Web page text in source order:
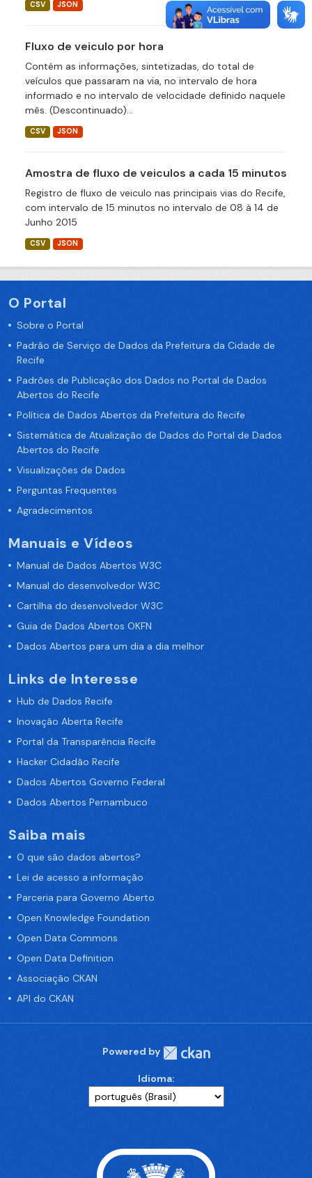
CSV JSON
Fluxo de veiculo por hora
Contém as informações, sintetizadas, do total de
veículos que passaram na via, no intervalo de hora
informado e no intervalo de velocidade definido naquele
mês. (Descontinuado)...
CSV JSON
Amostra de fluxo de veiculos a cada 15 minutos
Registro de fluxo de veiculo nas principais vias do Recife,
com intervalo de 15 minutos no intervalo de 08 à 14 de
Junho 2015
CSV JSON
O Portal
Sobre o Portal
Padrão de Serviço de Dados da Prefeitura da Cidade de
Recife
Padrões de Publicação dos Dados no Portal de Dados
Abertos do Recife
Política de Dados Abertos da Prefeitura do Recife
Sistemática de Atualização de Dados do Portal de Dados
Abertos do Recife
Visualizações de Dados
Perguntas Frequentes
Agradecimentos
Manuais e Vídeos
Manual de Dados Abertos W3C
Manual do desenvolvedor W3C
Cartilha do desenvolvedor W3C
Guia de Dados Abertos OKFN
Dados Abertos para um dia a dia melhor
Links de Interesse
Hub de Dados Recife
Inovação Aberta Recife
Portal da Transparência Recife
Hacker Cidadão Recife
Dados Abertos Governo Federal
Dados Abertos Pernambuco
Saiba mais
O que são dados abertos?
Lei de acesso a informação
Parceria para Governo Aberto
Open Knowledge Foundation
Open Data Commons
Open Data Definition
Associação CKAN
API do CKAN
Powered by
Idioma